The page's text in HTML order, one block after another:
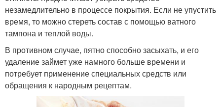
незамедлительно в процессе покрытия. Если не упустить
время, то можно стереть состав с помощью ватного
тампона и теплой воды.
В противном случае, пятно способно засыхать, и его
удаление займет уже намного больше времени и
потребует применение специальных средств или
обращения к народным рецептам.